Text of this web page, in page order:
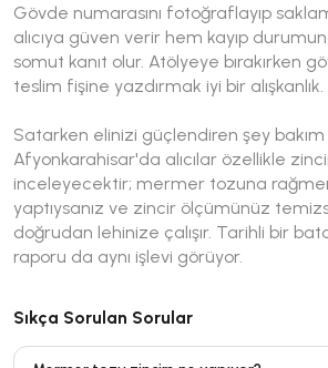
Gövde numarasını fotoğraflayıp
alıcıya güven verir hem kayıp
somut kanıt olur. Atölyeye bırakırken
teslim fişine yazdırmak iyi bir alışkanlık.
Satarken elinizi güçlendiren şey bakım
Afyonkarahisar'da alıcılar özellikle
inceleyecektir; mermer tozuna
yaptıysanız ve zincir ölçümünüz
doğrudan lehinize çalışır. Tarihli bir
raporu da aynı işlevi görüyor.
Sıkça Sorulan Sorular